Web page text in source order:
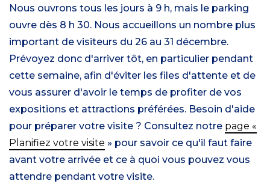
Nous ouvrons tous les jours à 9 h, mais le parking
ouvre dès 8 h 30. Nous accueillons un nombre plus
important de visiteurs du 26 au 31 décembre.
Prévoyez donc d'arriver tôt, en particulier pendant
cette semaine, afin d'éviter les files d'attente et de
vous assurer d'avoir le temps de profiter de vos
expositions et attractions préférées. Besoin d'aide
pour préparer votre visite ? Consultez notre page «
Planifiez votre visite » pour savoir ce qu'il faut faire
avant votre arrivée et ce à quoi vous pouvez vous
attendre pendant votre visite.